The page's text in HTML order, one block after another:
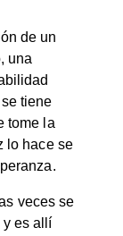
de un
una
tiene
tome la
lo hace se
veces se
y es allí